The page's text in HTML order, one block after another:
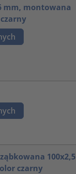
mm, montowana
100x2,5
czarny